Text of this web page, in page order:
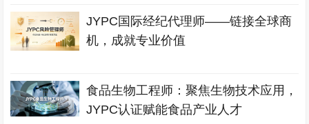
JYPC国际经纪代理师——链接全球商
机，成就专业价值
食品生物工程师：聚焦生物技术应用，
JYPC认证赋能食品产业人才